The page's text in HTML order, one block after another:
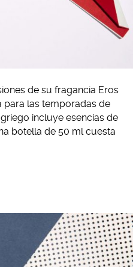
de su fragancia Eros
para las temporadas de
incluye esencias de
botella de 50 ml cuesta